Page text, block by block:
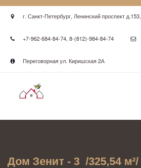
г. Санкт-Петербург, Ленинский проспект д.153,
+7-962-684-84-74, 8-(812)-984-84-74
Переговорная ул. Киришская 2А
Дом Зенит - 3  /325,54 м²/